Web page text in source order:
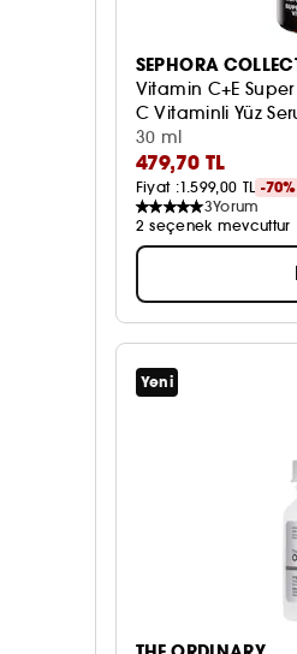
SEPHORA
Vitamin C+E
C Vitaminli Yüz
30 ml
479,70 TL
Fiyat :1.599,00 TL -70%
3Yorum
2 seçenek mevcuttur
Yeni